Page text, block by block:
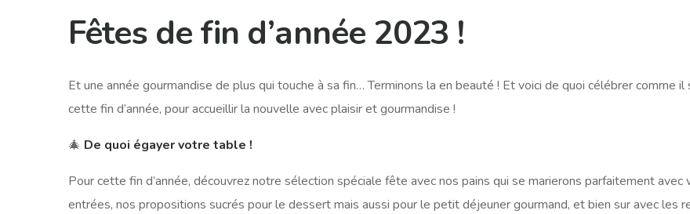
Fêtes de fin d’année 2023 !
Et une année gourmandise de plus qui touche à sa fin… Terminons la en beauté ! Et voici de quoi célébrer comme il
cette fin d’année, pour accueillir la nouvelle avec plaisir et gourmandise !
🎄 De quoi égayer votre table !
Pour cette fin d’année, découvrez notre sélection spéciale fête avec nos pains qui se marierons parfaitement avec
entrées, nos propositions sucrés pour le dessert mais aussi pour le petit déjeuner gourmand, et bien sur avec les